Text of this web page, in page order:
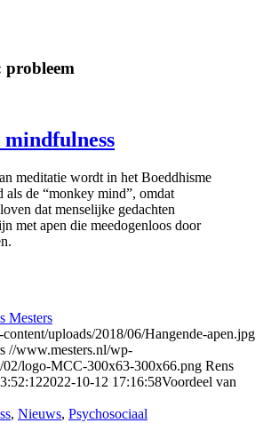
probleem
meditatie wordt in het Boeddhisme
als de “monkey mind”, omdat
dat menselijke gedachten
met apen die meedogenloos door
Mesters
uploads/2018/06/Hangende-apen.jpg
//www.mesters.nl/wp-
02/logo-MCC-300x63-300x66.png Rens
2022-10-12 17:16:58Voordeel van
, Nieuws, Psychosociaal